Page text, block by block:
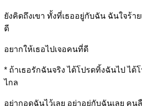
ยังคิดถึงเขา ทั้งที่เธออยู่กับฉัน ฉันใจร้า
ดี
อยากให้เธอไปเจอคนที่ดี
* ถ้าเธอรักฉันจริง ได้โปรดทิ้งฉันไป ได้โ
ไกล
อย่ากอดฉันไว้เลย อย่าอยู่กับฉันเลย คน